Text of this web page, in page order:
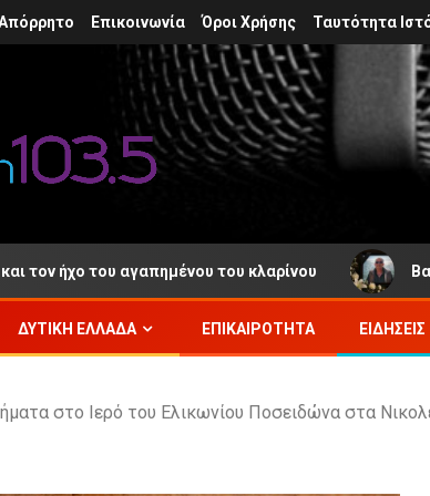
Επικοινωνία Όροι Χρήσης Ταυτότητα
του αγαπημένου του κλαρίνου Βασίλης
ΔΥΤΙΚΉ ΕΛΛΆΔΑ ΕΠΙΚΑΙΡΌΤΗΤΑ ΕΙΔΉΣΕΙΣ
στο Ιερό του Ελικωνίου Ποσειδώνα στα